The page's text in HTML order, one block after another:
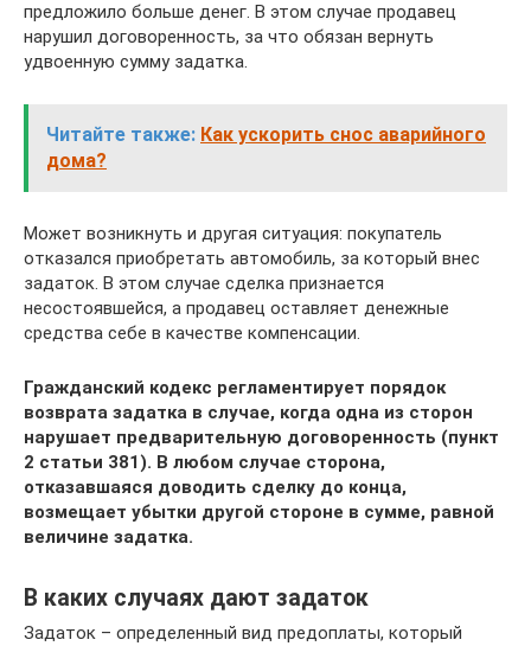
предложило больше денег. В этом случае продавец
нарушил договоренность, за что обязан вернуть
удвоенную сумму задатка.
Читайте также: Как ускорить снос аварийного
дома?
Может возникнуть и другая ситуация: покупатель
отказался приобретать автомобиль, за который внес
задаток. В этом случае сделка признается
несостоявшейся, а продавец оставляет денежные
средства себе в качестве компенсации.
Гражданский кодекс регламентирует порядок
возврата задатка в случае, когда одна из сторон
нарушает предварительную договоренность (пункт
2 статьи 381). В любом случае сторона,
отказавшаяся доводить сделку до конца,
возмещает убытки другой стороне в сумме, равной
величине задатка.
В каких случаях дают задаток
Задаток – определенный вид предоплаты, который